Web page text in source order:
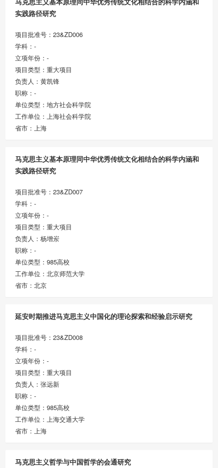
实践路径研究
项目批准号：23&ZD006
学科：-
立项年份：-
项目类型：重大项目
负责人：黄凯锋
职称：-
单位类型：地方社会科学院
工作单位：上海社会科学院
省市：上海
马克思主义基本原理同中华优秀传统文化相结合的科学内涵和
实践路径研究
项目批准号：23&ZD007
学科：-
立项年份：-
项目类型：重大项目
负责人：杨增岽
职称：-
单位类型：985高校
工作单位：北京师范大学
省市：北京
延安时期推进马克思主义中国化的理论探索和经验启示研究
项目批准号：23&ZD008
学科：-
立项年份：-
项目类型：重大项目
负责人：张远新
职称：-
单位类型：985高校
工作单位：上海交通大学
省市：上海
马克思主义哲学与中国哲学的会通研究